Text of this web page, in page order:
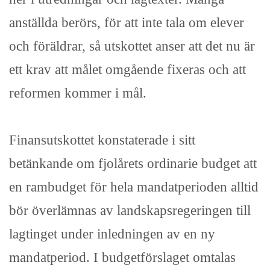
anställda berörs, för att inte tala om elever
och föräldrar, så utskottet anser att det nu är
ett krav att målet omgående fixeras och att
reformen kommer i mål.
Finansutskottet konstaterade i sitt
betänkande om fjolårets ordinarie budget att
en rambudget för hela mandatperioden alltid
bör överlämnas av landskapsregeringen till
lagtinget under inledningen av en ny
mandatperiod. I budgetförslaget omtalas